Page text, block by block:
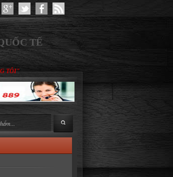
TẾ
TÔI"